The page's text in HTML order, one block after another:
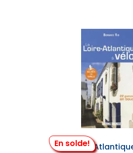
En solde!
La Loire-